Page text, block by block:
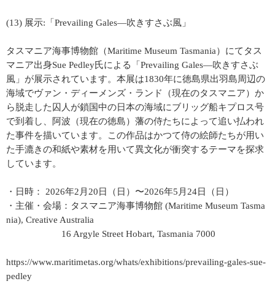
(13) 展示:「Prevailing Gales―吹きすさぶ風」
タスマニア海事博物館（Maritime Museum Tasmania）にてタス
マニア出身Sue Pedley氏による「Prevailing Gales―吹きすさぶ
風」が展示されています。本展は1830年に徳島県出羽島周辺の
海域でヴァン・ディーメンズ・ランド（現在のタスマニア）か
ら脱走した囚人が鎖国中の日本の海域にブリッグ船キプロス号
で到着し、阿波（現在の徳島）藩の侍たちによって追い払われ
た事件を描いています。この作品はかつて侍の絵師たちが用い
た手漉きの和紙や素材を用いて異文化が衝突するテーマを探求
しています。
・日時： 2026年2月20日（日）〜2026年5月24日（日）
・主催・会場：タスマニア海事博物館 (Maritime Museum Tasma
nia), Creative Australia
16 Argyle Street Hobart, Tasmania 7000
https://www.maritimetas.org/whats/exhibitions/prevailing-gales-sue-
pedley